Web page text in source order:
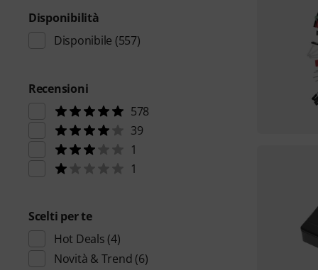
Disponibilità
Disponibile (557)
Recensioni
578
39
1
1
Scelti per te
Hot Deals (4)
Novità & Trend (6)